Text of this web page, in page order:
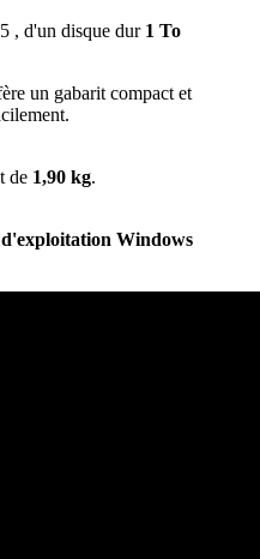
, d'un disque dur 1 To
un gabarit compact et
de 1,90 kg.
d'exploitation Windows